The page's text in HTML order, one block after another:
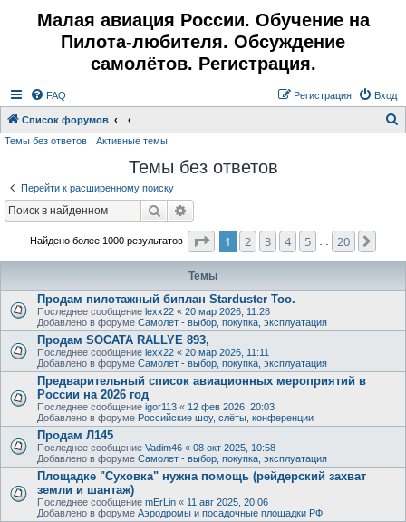
Малая авиация России. Обучение на
Пилота-любителя. Обсуждение
самолётов. Регистрация.
FAQ Вход
Регистрация
Список форумов
Темы без ответов Активные темы
Темы без ответов
Перейти к расширенному поиску
Поиск
Найдено более 1000 результатов Страница1 из
1 2 3 4 5 20
Темы
Продам пилотажный биплан Starduster Too.
Последнее сообщение lexx22 « 20 мар 2026, 11:28
Добавлено в форуме Самолет - выбор, покупка, эксплуатация
Продам SOCATA RALLYE 893,
Последнее сообщение lexx22 « 20 мар 2026, 11:11
Добавлено в форуме Самолет - выбор, покупка, эксплуатация
Предварительный список авиационных мероприятий в
России на 2026 год
Последнее сообщение igor113 « 12 фев 2026, 20:03
Добавлено в форуме Российские шоу, слёты, конференции
Продам Л145
Последнее сообщение Vadim46 « 08 окт 2025, 10:58
Добавлено в форуме Самолет - выбор, покупка, эксплуатация
Площадке "Суховка" нужна помощь (рейдерский захват
земли и шантаж)
Последнее сообщение mErLin « 11 авг 2025, 20:06
Добавлено в форуме Аэродромы и посадочные площадки РФ